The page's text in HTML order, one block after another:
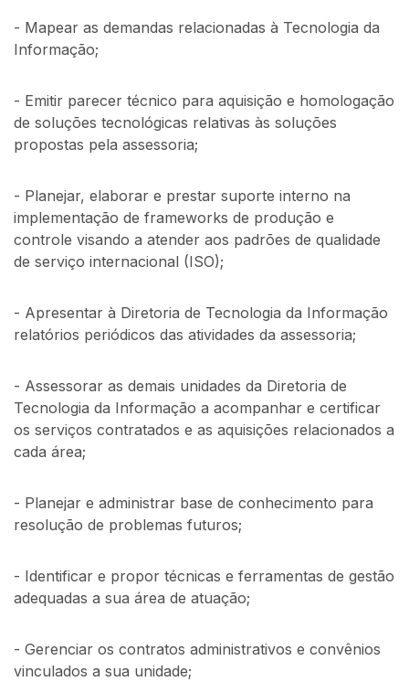
- Mapear as demandas relacionadas à Tecnologia da
Informação;
- Emitir parecer técnico para aquisição e homologação
de soluções tecnológicas relativas às soluções
propostas pela assessoria;
- Planejar, elaborar e prestar suporte interno na
implementação de frameworks de produção e
controle visando a atender aos padrões de qualidade
de serviço internacional (ISO);
- Apresentar à Diretoria de Tecnologia da Informação
relatórios periódicos das atividades da assessoria;
- Assessorar as demais unidades da Diretoria de
Tecnologia da Informação a acompanhar e certificar
os serviços contratados e as aquisições relacionados a
cada área;
- Planejar e administrar base de conhecimento para
resolução de problemas futuros;
- Identificar e propor técnicas e ferramentas de gestão
adequadas a sua área de atuação;
- Gerenciar os contratos administrativos e convênios
vinculados a sua unidade;